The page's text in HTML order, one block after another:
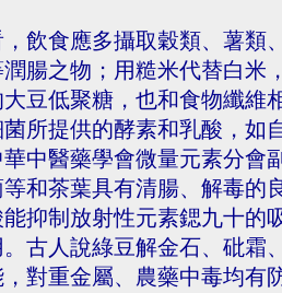
飲食應多攝取穀類、薯類
腸之物；用糙米代替白米
豆低聚糖，也和食物纖維
所提供的酵素和乳酸，如
中醫藥學會微量元素分會
和茶葉具有清腸、解毒的
抑制放射性元素鍶九十的
古人說綠豆解金石、砒霜
對重金屬、農藥中毒均有